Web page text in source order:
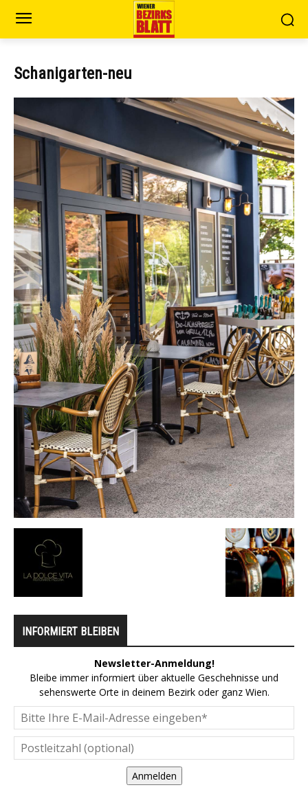
Schanigarten-neu
INFORMIERT BLEIBEN
Newsletter-Anmeldung!
Bleibe immer informiert über aktuelle Geschehnisse und
sehenswerte Orte in deinem Bezirk oder ganz Wien.
Anmelden